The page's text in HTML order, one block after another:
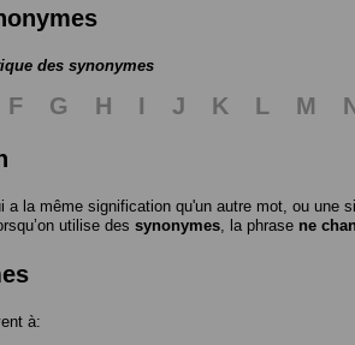
des synonymes
F G H I J K L M
a la même signification qu'un autre mot, ou une
utilise des synonymes , la phrase ne
à: